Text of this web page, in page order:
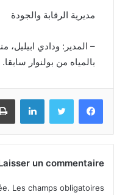
مديرية الرقابة والجودة
– المدير: ودادي ابيليل،
بالمياه من بولنوار سابقا.
Facebook
Twitter
Linkedin
un commentaire
Les champs obligatoires